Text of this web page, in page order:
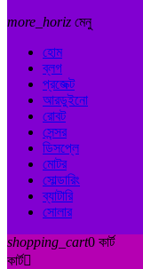
more_horiz মেনু
হোম
ব্লগ
প্রজেক্ট
আরডুইনো
রোবট
সেন্সর
ডিসপ্লে
মোটর
সোল্ডারিং
ব্যাটারি
সোলার
shopping_cart0 কার্ট
কার্ট